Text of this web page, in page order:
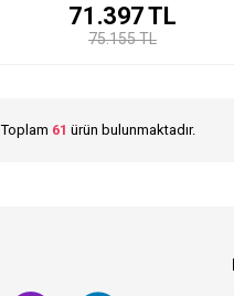
75.155 TL
71.397TL
Toplam 61 ürün bulunmaktadır.